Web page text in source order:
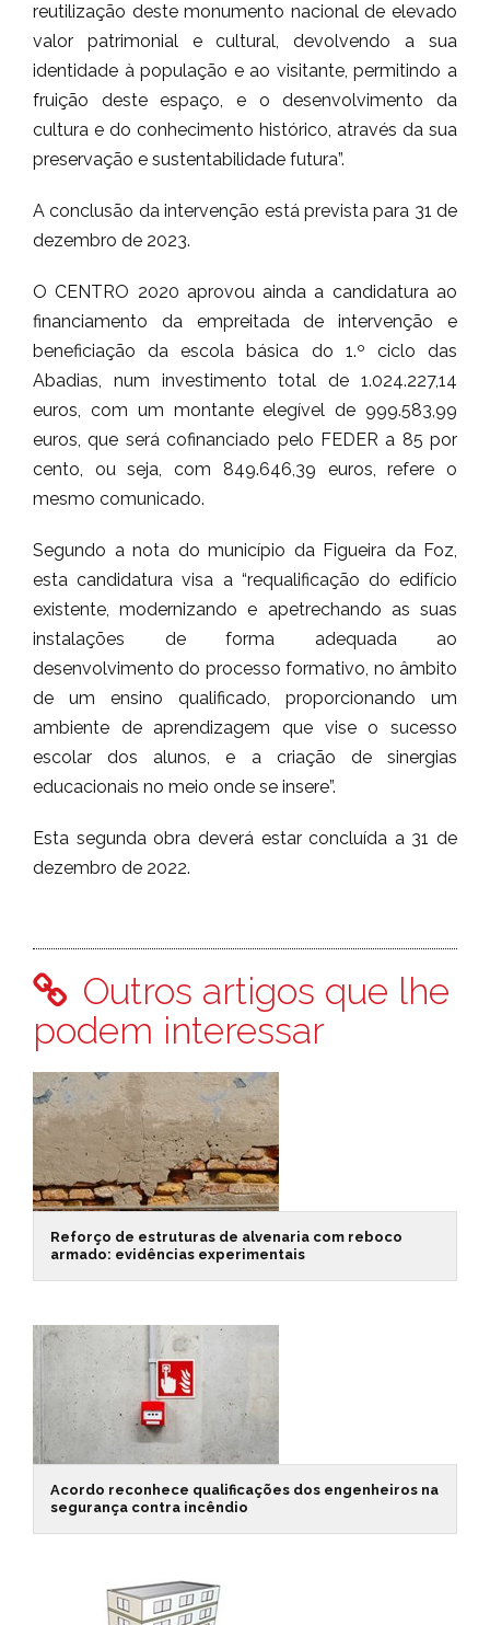
reutilização deste monumento nacional de elevado
valor patrimonial e cultural, devolvendo a sua
identidade à população e ao visitante, permitindo a
fruição deste espaço, e o desenvolvimento da
cultura e do conhecimento histórico, através da sua
preservação e sustentabilidade futura”.
A conclusão da intervenção está prevista para 31 de
dezembro de 2023.
O CENTRO 2020 aprovou ainda a candidatura ao
financiamento da empreitada de intervenção e
beneficiação da escola básica do 1.º ciclo das
Abadias, num investimento total de 1.024.227,14
euros, com um montante elegível de 999.583,99
euros, que será cofinanciado pelo FEDER a 85 por
cento, ou seja, com 849.646,39 euros, refere o
mesmo comunicado.
Segundo a nota do município da Figueira da Foz,
esta candidatura visa a “requalificação do edifício
existente, modernizando e apetrechando as suas
instalações de forma adequada ao
desenvolvimento do processo formativo, no âmbito
de um ensino qualificado, proporcionando um
ambiente de aprendizagem que vise o sucesso
escolar dos alunos, e a criação de sinergias
educacionais no meio onde se insere”.
Esta segunda obra deverá estar concluída a 31 de
dezembro de 2022.
Outros artigos que lhe
podem interessar
Reforço de estruturas de alvenaria com reboco
armado: evidências experimentais
Acordo reconhece qualificações dos engenheiros na
segurança contra incêndio